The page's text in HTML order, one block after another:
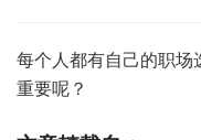
每个人都有自己的职
重要呢？